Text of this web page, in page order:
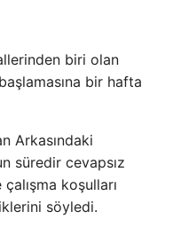
biri olan
bir hafta
Arkasındaki
süredir cevapsız
koşulları
söyledi.